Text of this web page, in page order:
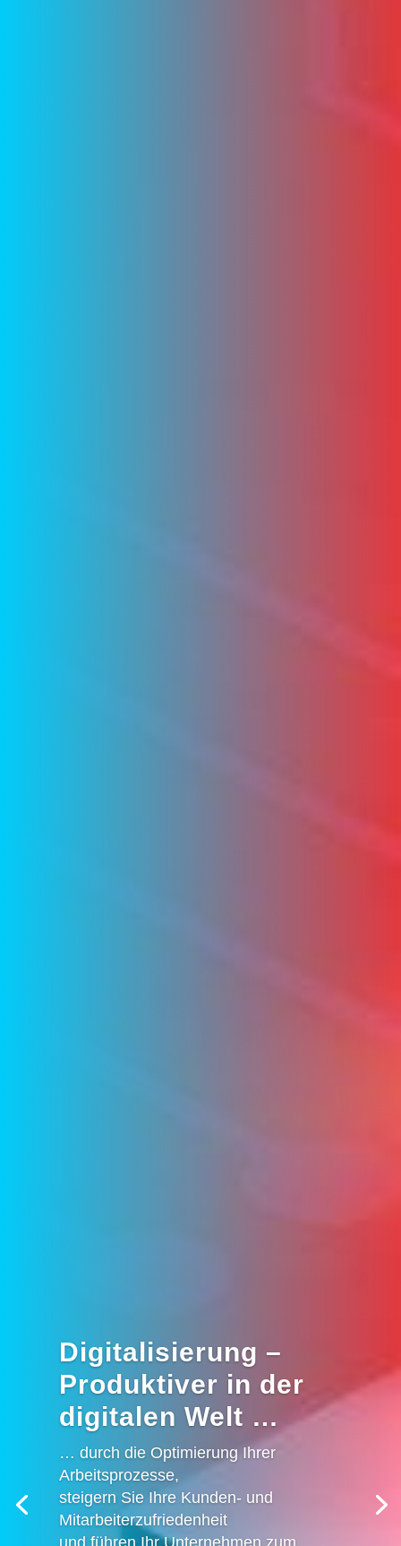
Digitalisierung –
Produktiver in der
digitalen Welt …
… durch die Optimierung Ihrer
Arbeitsprozesse,
steigern Sie Ihre Kunden- und
Mitarbeiterzufriedenheit
und führen Ihr Unternehmen zum